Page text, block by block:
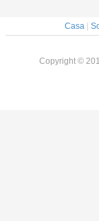
Casa |
Copyright ©